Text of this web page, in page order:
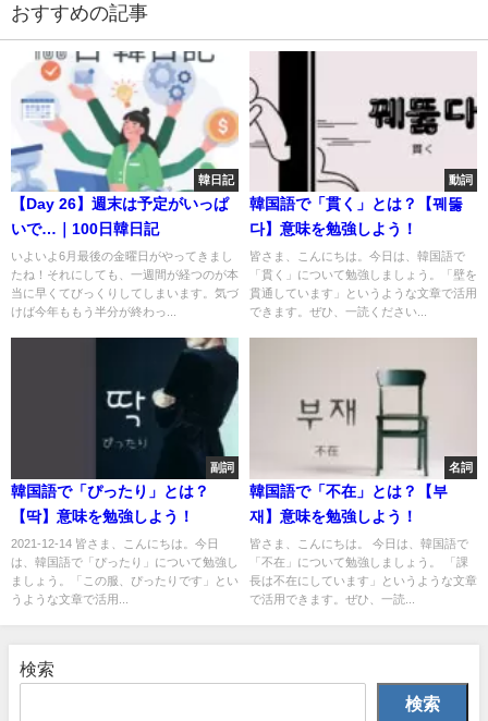
おすすめの記事
韓日記
【Day 26】週末は予定がいっぱ
いで…｜100日韓日記
いよいよ6月最後の金曜日がやってきまし
たね！それにしても、一週間が経つのが本
当に早くてびっくりしてしまいます。気づ
けば今年ももう半分が終わっ...
動詞
韓国語で「貫く」とは？【꿰뚫
다】意味を勉強しよう！
皆さま、こんにちは。今日は、韓国語で
「貫く」について勉強しましょう。「壁を
貫通しています」というような文章で活用
できます。ぜひ、一読ください...
副詞
韓国語で「ぴったり」とは？
【딱】意味を勉強しよう！
2021-12-14 皆さま、こんにちは。今日
は、韓国語で「ぴったり」について勉強し
ましょう。「この服、ぴったりです」とい
うような文章で活用...
名詞
韓国語で「不在」とは？【부
재】意味を勉強しよう！
皆さま、こんにちは。 今日は、韓国語で
「不在」について勉強しましょう。 「課
長は不在にしています」というような文章
で活用できます。ぜひ、一読...
検索
検索